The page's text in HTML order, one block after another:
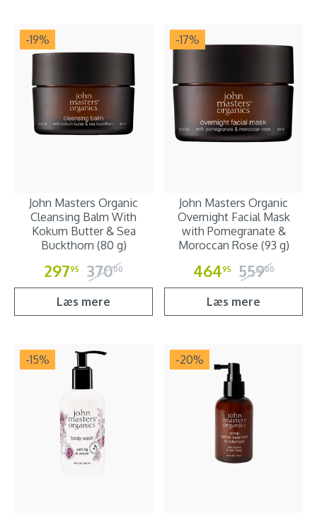
-19%
John Masters Organic
Cleansing Balm With
Kokum Butter & Sea
Buckthorn (80 g)
29795 37000
Læs mere
-17%
John Masters Organic
Overnight Facial Mask
with Pomegranate &
Moroccan Rose (93 g)
46495 55900
Læs mere
-15% -20%